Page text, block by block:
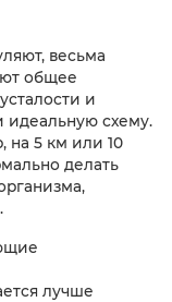
весьма
общее
и
идеальную схему.
на 5 км или 10
делать
лучше